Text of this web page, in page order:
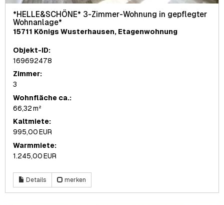
*HELLE&SCHÖNE* 3-Zimmer-Wohnung in gepflegter
Wohnanlage*
15711 Königs Wusterhausen, Etagenwohnung
Objekt-ID:
169692478
Zimmer:
3
Wohnfläche ca.:
66,32 m²
Kaltmiete:
995,00 EUR
Warmmiete:
1.245,00 EUR
Details merken